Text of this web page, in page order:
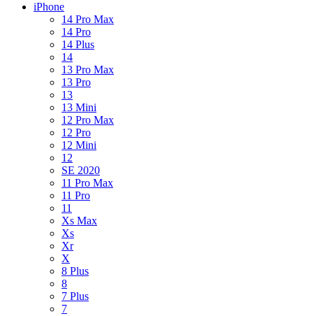
iPhone
14 Pro Max
14 Pro
14 Plus
14
13 Pro Max
13 Pro
13
13 Mini
12 Pro Max
12 Pro
12 Mini
12
SE 2020
11 Pro Max
11 Pro
11
Xs Max
Xs
Xr
X
8 Plus
8
7 Plus
7